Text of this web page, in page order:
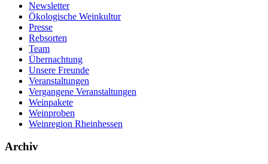
Newsletter
Ökologische Weinkultur
Presse
Rebsorten
Team
Übernachtung
Unsere Freunde
Veranstaltungen
Vergangene Veranstaltungen
Weinpakete
Weinproben
Weinregion Rheinhessen
Archiv